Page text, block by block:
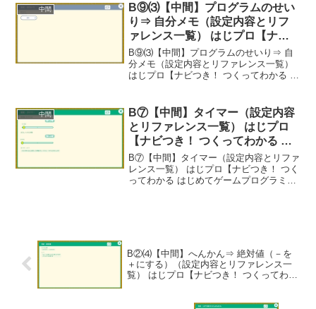
中間
B⑨⑶【中間】プログラムのせい
り⇒ 自分メモ（設定内容とリフ
ァレンス一覧） はじプロ【ナビ
つき！ つくってわかる はじめて
ゲームプログラミング】
B⑨⑶【中間】プログラムのせいり⇒ 自
分メモ（設定内容とリファレンス一覧）
はじプロ【ナビつき！ つくってわかる は
中間
B⑦【中間】タイマー（設定内容
とリファレンス一覧） はじプロ
【ナビつき！ つくってわかる は
じめてゲームプログラミング】
B⑦【中間】タイマー（設定内容とリファ
レンス一覧） はじプロ【ナビつき！ つく
ってわかる はじめてゲームプログラミン
B②⑷【中間】へんかん⇒ 絶対値（－を
＋にする）（設定内容とリファレンス一
覧） はじプロ【ナビつき！ つくってわか